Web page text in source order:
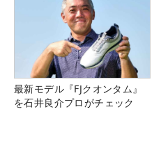
最新モデル『FJクオンタム』
を石井良介プロがチェック